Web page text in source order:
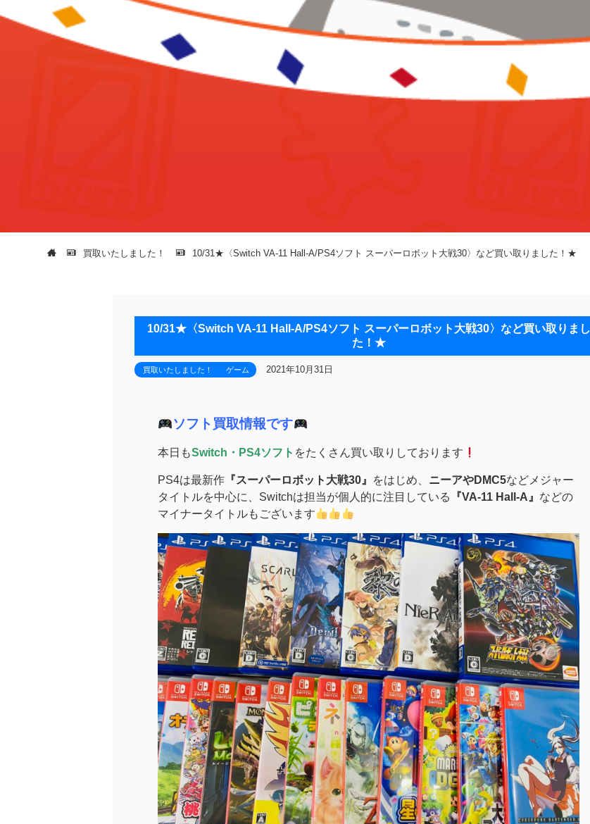
買取いたしました！ 10/31★〈Switch VA-11 Hall-A/PS4ソフト スーパーロボット大戦30〉など買い取りました！★
10/31★〈Switch VA-11 Hall-A/PS4ソフト スーパーロボット大戦30〉など買い取りまし
た！★
買取いたしました！ ゲーム 2021年10月31日
ソフト買取情報です
本日もSwitch・PS4ソフト をたくさん買い取りしております
PS4は最新作 『スーパーロボット大戦30』 をはじめ、 ニーアやDMC5などメジャー
タイトルを中心に、Switchは担当が個人的に注目している
『VA-11 Hall-A』 などの
マイナータイトルもございます